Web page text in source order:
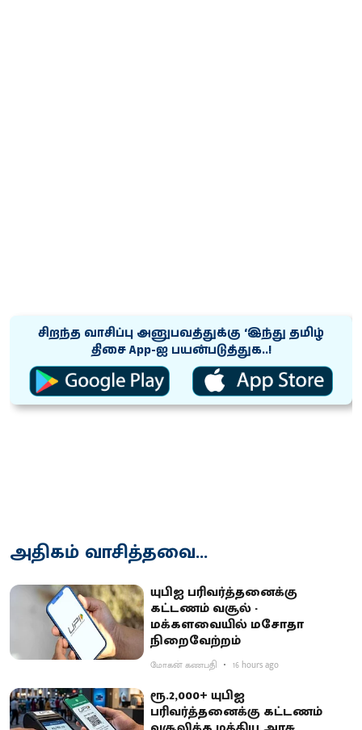
சிறந்த வாசிப்பு அனுபவத்துக்கு ‘இந்து தமிழ்
திசை App-ஐ பயன்படுத்துக..!
அதிகம் வாசித்தவை...
யுபிஐ பரிவர்த்தனைக்கு
கட்டணம் வசூல் -
மக்களவையில் மசோதா
நிறைவேற்றம்
மோகன் கணபதி 16 hours ago
ரூ.2,000+ யுபிஐ
பரிவர்த்தனைக்கு கட்டணம்